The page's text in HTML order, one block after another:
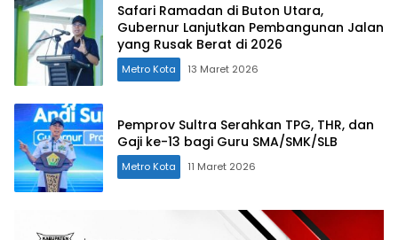
Safari Ramadan di Buton Utara,
Gubernur Lanjutkan Pembangunan Jalan
yang Rusak Berat di 2026
Metro Kota 13 Maret 2026
Pemprov Sultra Serahkan TPG, THR, dan
Gaji ke-13 bagi Guru SMA/SMK/SLB
Metro Kota 11 Maret 2026